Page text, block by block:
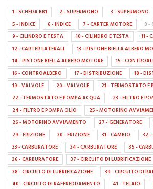
1 - SCHEDA BB1 2 - SUPERMONO 3 - SUPERMONO
5 - INDICE
6 - INDICE 7 - CARTER MOTORE
8 -
9 - CILINDRO E TESTA
10 - CILINDRO E TESTA
11 -
12 - CARTER LATERALI
13 - PISTONE BIELLA ALBERO
14 - PISTONE BIELLA ALBERO MOTORE
15 -
16 - CONTROALBERO
17 - DISTRIBUZIONE
18 -
19 - VALVOLE
20 - VALVOLE
21 - TERMOSTATO E
22 - TERMOSTATO E POMPA ACQUA
23 - FILTRO E
24 - FILTRO E POMPA OLIO
25 - MOTORINO
26 - MOTORINO AVVIAMENTO
27 - GENERATORE
29 - FRIZIONE
30 - FRIZIONE 31 - CAMBIO
32 -
33 - CARBURATORE
34 - CARBURATORE
35 -
36 - CARBURATORE
37 - CIRCUITO DI LUBRIFICAZIONE
38 - CIRCUITO DI LUBRIFICAZIONE
39 - CIRCUITO DI
40 - CIRCUITO DI RAFFREDDAMENTO
41 - TELAIO